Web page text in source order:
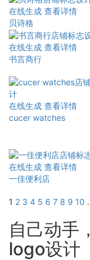
在线生成 查看详情
贝诗格
在线生成 查看详情
书言商行
在线生成 查看详情
cucer watches
在线生成 查看详情
一佳便利店
1 2 3 4 5 6 7 8 9 10
自己动手
logo设计